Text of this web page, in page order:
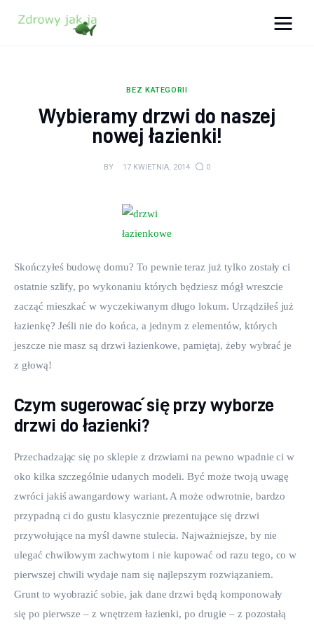
Zdrowy jak ja
Kontakt
BEZ KATEGORII
Wybieramy drzwi do naszej
nowej łazienki!
BY 17 KWIETNIA, 2014 0
Skończyłeś budowę domu? To pewnie teraz już tylko zostały ci
ostatnie szlify, po wykonaniu których będziesz mógł wreszcie
zacząć mieszkać w wyczekiwanym długo lokum. Urządziłeś już
łazienkę? Jeśli nie do końca, a jednym z elementów, których
jeszcze nie masz są drzwi łazienkowe, pamiętaj, żeby wybrać je
z głową!
Czym sugerować się przy wyborze
drzwi do łazienki?
Przechadzając się po sklepie z drzwiami na pewno wpadnie ci w
oko kilka szczególnie udanych modeli. Być może twoją uwagę
zwróci jakiś awangardowy wariant. A może odwrotnie, bardzo
przypadną ci do gustu klasycznie prezentujące się drzwi
przywołujące na myśl dawne stulecia. Najważniejsze, by nie
ulegać chwilowym zachwytom i nie kupować od razu tego, co w
pierwszej chwili wydaje nam się najlepszym rozwiązaniem.
Grunt to wyobrazić sobie, jak dane drzwi będą komponowały
się po pierwsze – z wnętrzem łazienki, po drugie – z pozostałą